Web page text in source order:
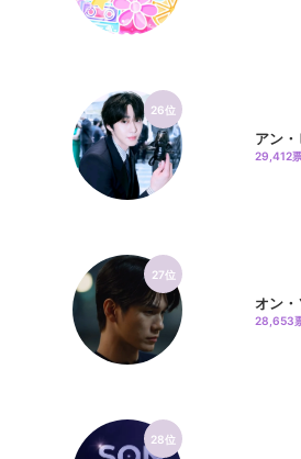
26位
アン
29,412
27位
オン・
28,653
28位